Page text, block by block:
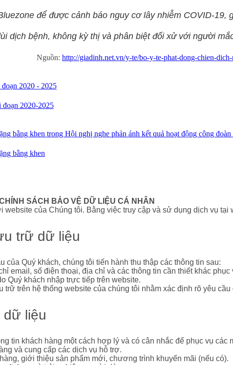
để được cảnh báo nguy cơ lây nhiễm COVID-19,
dịch bệnh, không kỳ thị và phân biệt đối xử với người
Nguồn: http://giadinh.net.vn/y-te/bo-y-te-phat-dong-chien-
2020 - 2025
2020-2025
bằng khen trong Hội nghị nghe phản ánh kết quả hoạt động công
bằng khen
SÁCH BẢO VỆ DỮ LIỆU CÁ NHÂN
website của Chúng tôi. Bằng việc truy cập và sử dụng dịch vụ
trữ dữ liệu
của Quý khách, chúng tôi tiến hành thu thập các thông tin sau:
email, số điện thoại, địa chỉ và các thông tin cần thiết khác phục
Quý khách nhập trực tiếp trên website.
trên hệ thống website của chúng tôi nhằm xác định rõ yêu
dữ liệu
tin khách hàng một cách hợp lý và có cân nhắc để phục vụ các
và cung cấp các dịch vụ hỗ trợ.
giới thiệu sản phẩm mới, chương trình khuyến mãi (nếu có).